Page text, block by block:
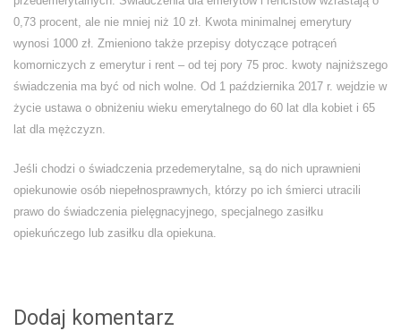
0,73 procent, ale nie mniej niż 10 zł. Kwota minimalnej emerytury
wynosi 1000 zł. Zmieniono także przepisy dotyczące potrąceń
komorniczych z emerytur i rent – od tej pory 75 proc. kwoty najniższego
świadczenia ma być od nich wolne. Od 1 października 2017 r. wejdzie w
życie ustawa o obniżeniu wieku emerytalnego do 60 lat dla kobiet i 65
lat dla mężczyzn.
Jeśli chodzi o świadczenia przedemerytalne, są do nich uprawnieni
opiekunowie osób niepełnosprawnych, którzy po ich śmierci utracili
prawo do świadczenia pielęgnacyjnego, specjalnego zasiłku
opiekuńczego lub zasiłku dla opiekuna.
Dodaj komentarz